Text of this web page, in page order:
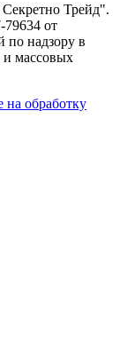
Трейд".
от
по надзору в
и массовых
на обработку